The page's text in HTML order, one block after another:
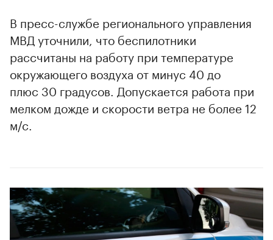
В пресс-службе регионального управления
МВД уточнили, что беспилотники
рассчитаны на работу при температуре
окружающего воздуха от минус 40 до
плюс 30 градусов. Допускается работа при
мелком дожде и скорости ветра не более 12
м/с.